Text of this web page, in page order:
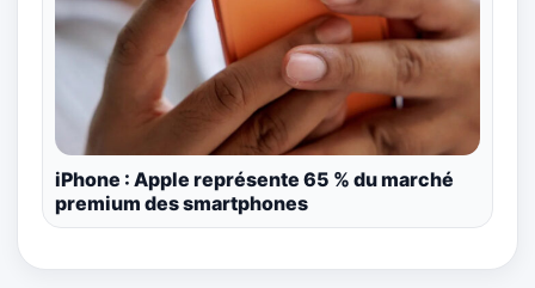
iPhone : Apple représente 65 % du marché
premium des smartphones